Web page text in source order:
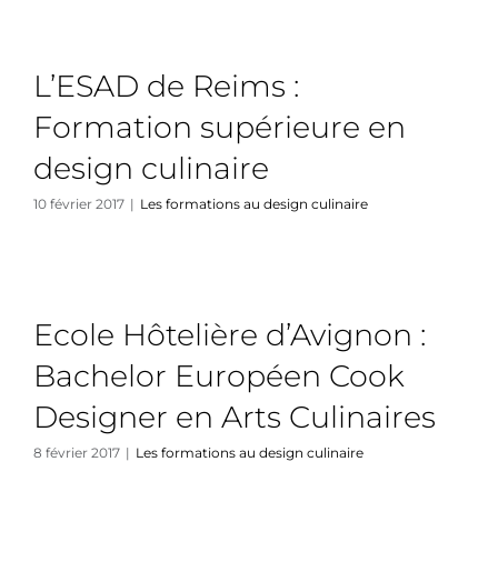
L’ESAD de Reims :
Formation supérieure en
design culinaire
10 février 2017 | Les formations au design culinaire
Ecole Hôtelière d’Avignon :
Bachelor Européen Cook
Designer en Arts Culinaires
8 février 2017 | Les formations au design culinaire